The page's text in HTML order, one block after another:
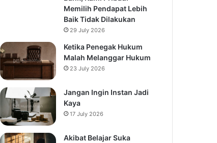
Memilih Pendapat Lebih
Baik Tidak Dilakukan
29 July 2026
Ketika Penegak Hukum
Malah Melanggar Hukum
23 July 2026
Jangan Ingin Instan Jadi
Kaya
17 July 2026
Akibat Belajar Suka